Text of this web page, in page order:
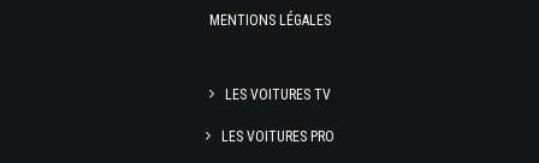
MENTIONS LÉGALES
LES VOITURES TV
LES VOITURES PRO